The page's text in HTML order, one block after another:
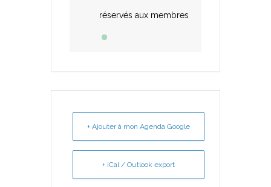
réservés aux membres
+ Ajouter à mon Agenda Google
+ iCal / Outlook export